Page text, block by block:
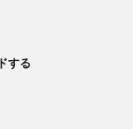
する